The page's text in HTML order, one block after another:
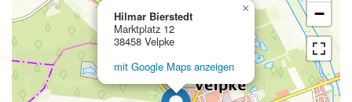
Hilmar Bierstedt
Marktplatz 12
38458 Velpke
mit Google Maps anzeigen
×
−